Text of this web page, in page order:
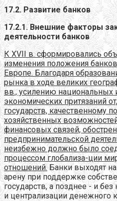
17.2. Развитие банков
17.2.1. Внешние факторы
деятельности банков
К XVII в. сформировались
изменения положения
Европе. Благодаря
рынка в ходе великих
вв., усилению национальных
экономических притязаний
государств, качественному
хозяйственных
финансовых связей,
предпринимательской
неизбежно должно было
процессом глобализа-ции
отношений. Банки выходят
арену при поддержке
государств, а позднее - и
и централизации денежного